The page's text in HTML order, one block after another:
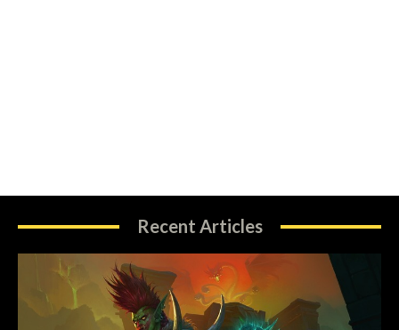
Recent Articles